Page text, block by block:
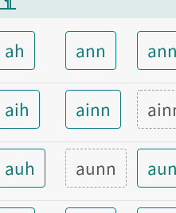
ah ann
aih ainn
auh aunn